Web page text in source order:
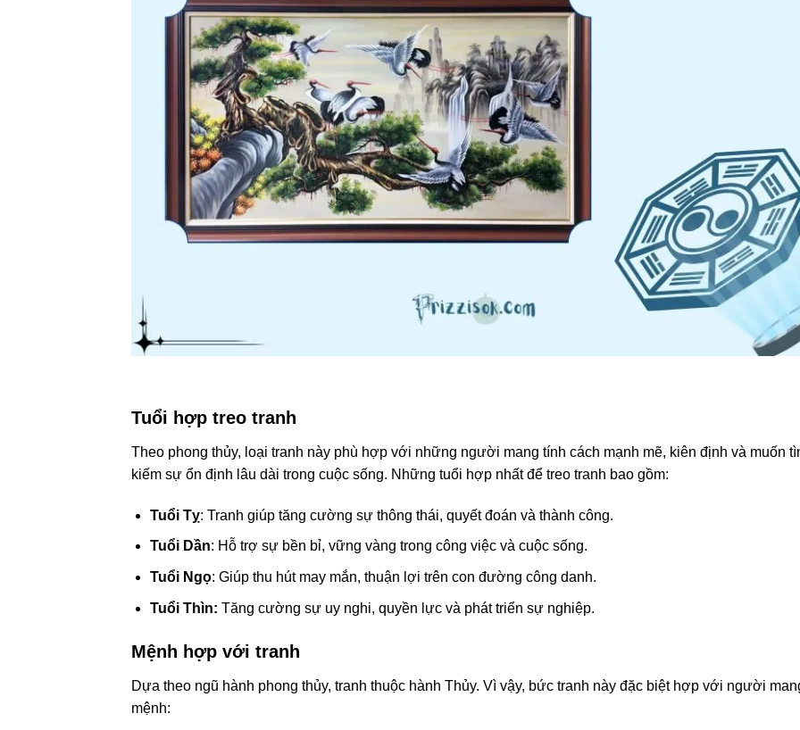
Tuổi hợp treo tranh
Theo phong thủy, loại tranh này phù hợp với những người mang tính cách mạnh mẽ, kiên định và muốn
kiếm sự ổn định lâu dài trong cuộc sống. Những tuổi hợp nhất để treo tranh bao gồm:
Tuổi Tỵ: Tranh giúp tăng cường sự thông thái, quyết đoán và thành công.
Tuổi Dần: Hỗ trợ sự bền bỉ, vững vàng trong công việc và cuộc sống.
Tuổi Ngọ: Giúp thu hút may mắn, thuận lợi trên con đường công danh.
Tuổi Thìn: Tăng cường sự uy nghi, quyền lực và phát triển sự nghiệp.
Mệnh hợp với tranh
Dựa theo ngũ hành phong thủy, tranh thuộc hành Thủy. Vì vậy, bức tranh này đặc biệt hợp với người
mệnh: